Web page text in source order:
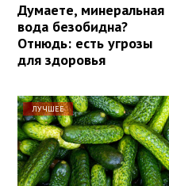
Думаете, минеральная
вода безобидна?
Отнюдь: есть угрозы
для здоровья
ЛУЧШЕЕ